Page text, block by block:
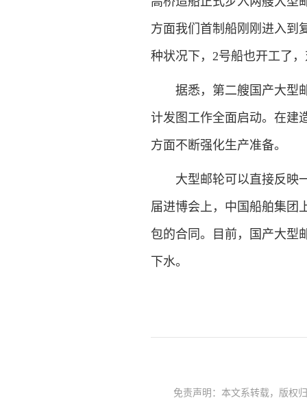
方面我们首制船刚刚进入到
种状况下，2号船也开工了
据悉，第二艘国产大型邮
计发图工作全面启动。在建
方面不断强化生产准备。
大型邮轮可以直接反映一
届进博会上，中国船舶集团
包的合同。目前，国产大型
下水。
免责声明：本文系转载，版权